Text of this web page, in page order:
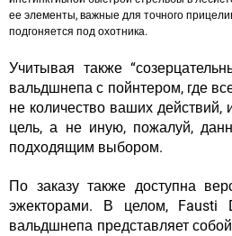
ее элементы, важные для точного
подгоняется под охотника.
Учитывая также
вальдшнепа с пойнтером, где
не количество ваших действий,
цель, а не иную, пожалуй,
подходящим выбором.
По заказу также доступна
эжекторами. В целом,
вальдшнепа представляет